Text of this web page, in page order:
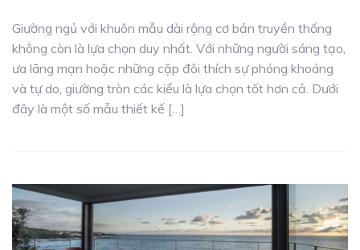
Giường ngủ với khuôn mẫu dài rộng cơ bản truyền thống
không còn là lựa chọn duy nhất. Với những người sáng tạo,
ưa lãng mạn hoặc những cặp đôi thích sự phóng khoáng
và tự do, giường tròn các kiểu là lựa chọn tốt hơn cả. Dưới
đây là một số mẫu thiết kế […]